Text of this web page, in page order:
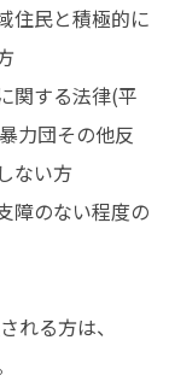
住民と積極的に
関する法律(平
力団その他反
ない方
障のない程度の
る方は、